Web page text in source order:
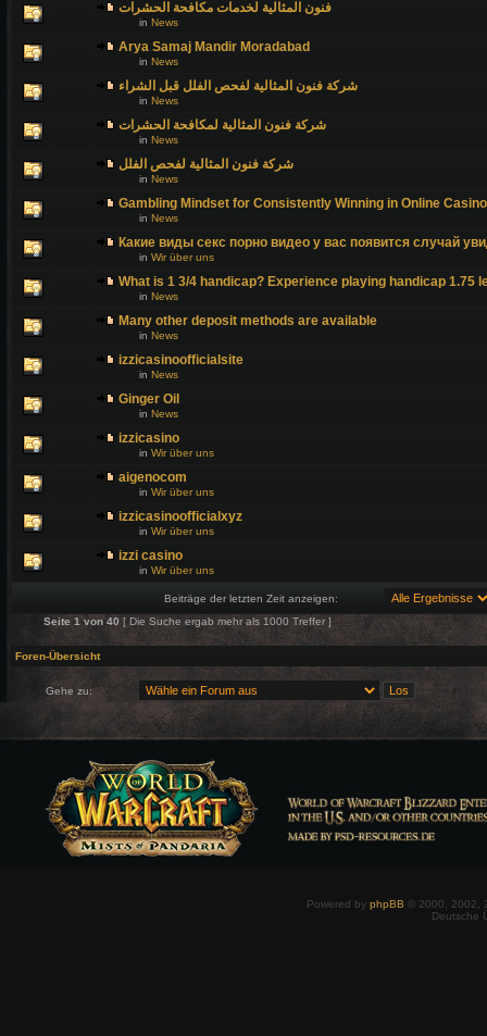
فنون المثالية لخدمات مكافحة الحشرات
in News
Arya Samaj Mandir Moradabad
in News
شركة فنون المثالية لفحص الفلل قبل الشراء
in News
شركة فنون المثالية لمكافحة الحشرات
in News
شركة فنون المثالية لفحص الفلل
in News
Gambling Mindset for Consistently Winning in Online
in News
Какие виды секс порно видео у вас появится случай
in Wir über uns
What is 1 3/4 handicap? Experience playing handicap 1.75
in News
Many other deposit methods are available
in News
izzicasinoofficialsite
in News
Ginger Oil
in News
izzicasino
in Wir über uns
aigenocom
in Wir über uns
izzicasinoofficialxyz
in Wir über uns
izzi casino
in Wir über uns
Beiträge der letzten Zeit anzeigen:
Seite 1 von40 [ Die Suche ergab mehr als 1000 Treffer ]
Foren-Übersicht
Gehe zu:
Powered by phpBB © 2000, 2002,
Deutsche